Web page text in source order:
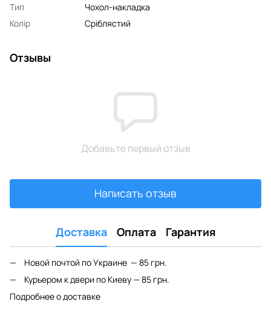
Тип
Чохол-накладка
Колір
Сріблястий
Отзывы
Добавьте первый отзыв
Написать отзыв
Доставка Оплата Гарантия
Новой почтой по Украине — 85 грн.
Курьером к двери по Киеву — 85 грн.
Подробнее о доставке